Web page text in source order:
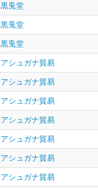
黒兎堂
黒兎堂
黒兎堂
アシュガナ貿易
アシュガナ貿易
アシュガナ貿易
アシュガナ貿易
アシュガナ貿易
アシュガナ貿易
アシュガナ貿易